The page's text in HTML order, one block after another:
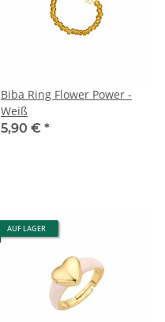
Biba Ring Flower Power -
Weiß
5,90 € *
AUF LAGER